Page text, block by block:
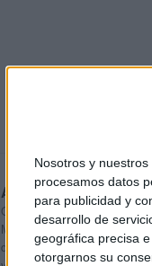
Nosotros y nuestros
procesamos datos
para publicidad y
desarrollo de
geográfica precisa
otorgarnos su
Acerca de
Orientación Andújar no es
Maribel, que además de ser
dentro del blog y en el cual,